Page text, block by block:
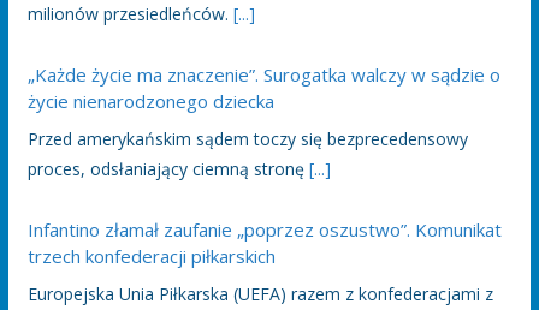
milionów przesiedleńców. [...]
„Każde życie ma znaczenie”. Surogatka walczy w sądzie o
życie nienarodzonego dziecka
Przed amerykańskim sądem toczy się bezprecedensowy
proces, odsłaniający ciemną stronę [...]
Infantino złamał zaufanie „poprzez oszustwo”. Komunikat
trzech konfederacji piłkarskich
Europejska Unia Piłkarska (UEFA) razem z konfederacjami z